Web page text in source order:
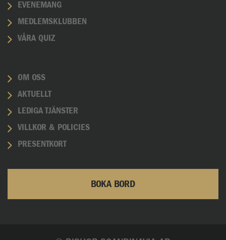
EVENEMANG
MEDLEMSKLUBBEN
VÅRA QUIZ
OM OSS
AKTUELLT
LEDIGA TJÄNSTER
VILLKOR & POLICIES
PRESENTKORT
BOKA BORD